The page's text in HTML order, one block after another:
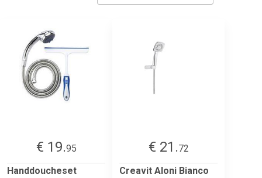
€ 19.95
Handdoucheset
€ 21.72
Creavit Aloni Bianco